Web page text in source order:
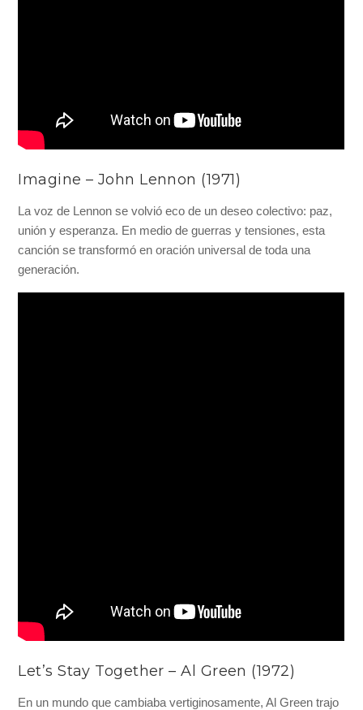
Imagine – John Lennon (1971)
La voz de Lennon se volvió eco de un deseo colectivo: paz,
unión y esperanza. En medio de guerras y tensiones, esta
canción se transformó en oración universal de toda una
generación.
Let’s Stay Together – Al Green (1972)
En un mundo que cambiaba vertiginosamente, Al Green trajo